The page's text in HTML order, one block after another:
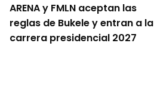
ARENA y FMLN aceptan las
reglas de Bukele y entran a la
carrera presidencial 2027